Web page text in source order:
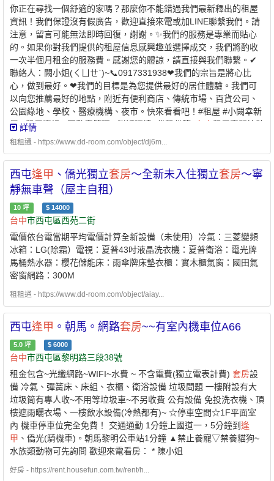
宅 ￭ 或個別持有面積未滿 40 平方公尺✅於本市無承租本市公營住
宅或社會住宅✅且未同時享有政府租金補貼 -⭐️ 兆基屋管 x 凱基銀行
⭐️業界首例跨業合作 繳房租可刷卡自動扣繳 -方便、安全的支
付方式-* 每個月房租可以自動扣繳，不怕又忘記* 利用刷卡繳納房
租，快速建立個人信用* 妥善的靈活運用現金，培養記帳好習慣 - 創
造公平的租屋環境 企業社會責任、實現居住正義提供安全安心的租
屋居住環境 代租、代管、裝潢修繕、包租 本公司專職租屋管理非一
般房仲租屋找專業是房東房客最大保障歡迎提供需求為您配對優質
物件【經紀業／租賃住宅服務業】【兆基屋管股份有限公司台中分
公司】📌地址：台中市北區三民路三段132號1樓📌經紀人：許舜傑
(114)高市字第01724號 附近有便利商店、傳統市場、百貨公司、公
園綠地、學校。
你正在尋找一個舒適的家嗎？那麼你不能錯過我們最新釋出的租屋
資訊！我們保證沒有假廣告，歡迎直接來電或加LINE聯繫我們。請
注意，留言可能無法即時回復，謝謝。✨我們的服務是專業而貼心
的。如果你對我們提供的租屋信息感興趣並選擇成交，我們將酌收
一次半個月租金的服務費。感謝您的體諒，請直接與我們聯繫。✔
聯絡人：闕小姐(ㄑㄩㄝˋ)~📞0917331938❤我們的宗旨是將心比
心，做到最好。❤我們的目標是為您提供最好的居住體驗。我們可
以向您推薦最好的地點，附近有便利商店、傳統市場、百貨公司、
公園綠地、學校、醫療機構、夜市。快來看看吧！#租屋 #小闕幸新
屋 #租屋資訊 #不動產管理 #附近環境#代租代管#
台中 租屋專門協助
租屋，有誠意租屋者歡迎洽詢。為維護作業效率，敬請房仲及其他
詳情
租租通 - https://www.dd-room.com/object/dj6m...
西屯逢甲 、僑光獨立套房～全新未入住獨立套房～寧
靜無車聲（屋主自租）
10 坪 $ 14000
台中市西屯區西苑二街
電價依台電當期平均電價計算全新設備（未使用）冷氣：三菱變頻
冰箱：LG(除霜）電視：夏普43吋液晶洗衣機：夏普衛浴：電光牌
馬桶熱水器：櫻花儲能床：雨傘牌床墊衣櫃：實木櫃氣窗：國田氣
密窗網路：300M
租租通 - https://www.dd-room.com/object/aiay...
西屯逢甲 。朝馬。網路套房~~有室內機車位A66
5.0 坪 $ 6000
台中市西屯區黎明路三段38號
租金包含~光纖網路~WIFI~水費 ~ 不含電費(獨立電表計費) 套房設
備 冷氣、彈簧床、床組、衣櫃、衛浴設備 垃圾問題 一樓附設有大
垃圾筒有專人收~不用等垃圾車~不另收費 公有設備 免投洗衣機、頂
樓遮雨曬衣場、一樓飲水設備(冷熱都有)~ ☆停車空間☆1F平面室
內 機車停車位完全免費！ 交通通勤 1分鐘上國道一，5分鐘到 逢
甲 、僑光(騎機車)。朝馬黎明公車站1分鐘 ▲禁止養寵▽禁養貓狗~
水族類動物可先詢問 歡迎來電看房： * 陳小姐
好房 - https://rent.housefun.com.tw/rent/h...